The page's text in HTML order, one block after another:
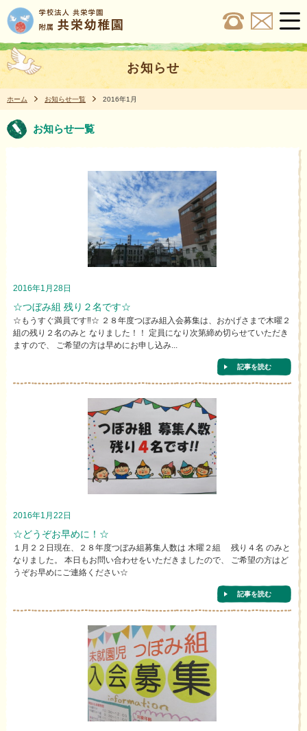
お知らせ
ホーム お知らせ一覧 2016年1月
お知らせ一覧
2016年1月28日
☆つぼみ組 残り２名です☆
☆もうすぐ満員です‼☆ ２８年度つぼみ組入会募集は、おかげさまで木曜２
組の残り２名のみと なりました！！ 定員になり次第締め切らせていただき
ますので、 ご希望の方は早めにお申し込み...
記事を読む
2016年1月22日
☆どうぞお早めに！☆
１月２２日現在、２８年度つぼみ組募集人数は 木曜２組 残り４名 のみと
なりました。 本日もお問い合わせをいただきましたので、 ご希望の方はど
うぞお早めにご連絡ください☆
記事を読む